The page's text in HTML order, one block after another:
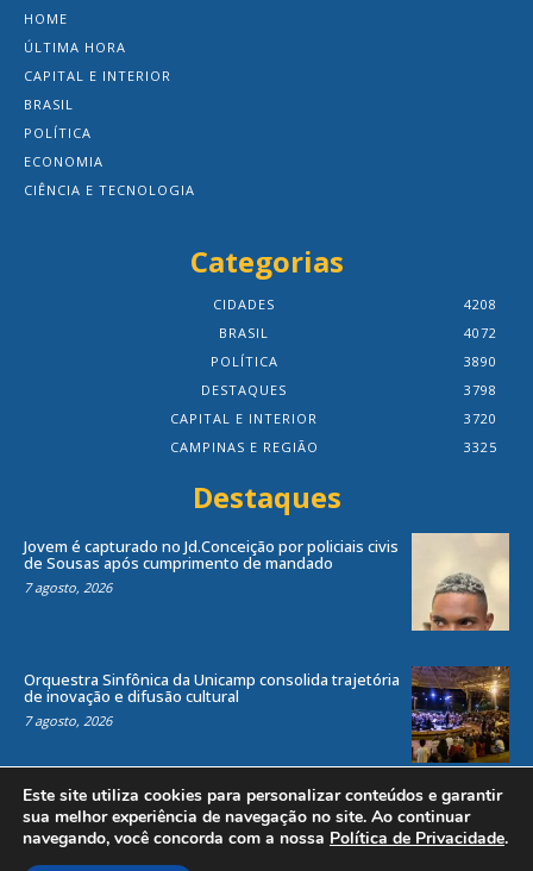
HOME
ÚLTIMA HORA
CAPITAL E INTERIOR
BRASIL
POLÍTICA
ECONOMIA
CIÊNCIA E TECNOLOGIA
Categorias
CIDADES
4208
BRASIL
4072
POLÍTICA
3890
DESTAQUES
3798
CAPITAL E INTERIOR
3720
CAMPINAS E REGIÃO
3325
Destaques
Jovem é capturado no Jd.Conceição por policiais civis
de Sousas após cumprimento de mandado
7 agosto, 2026
Orquestra Sinfônica da Unicamp consolida trajetória
de inovação e difusão cultural
7 agosto, 2026
Todos os direitos reservados ao site Jornal Local® -by
Este site utiliza cookies para personalizar conteúdos e garantir
sua melhor experiência de navegação no site. Ao continuar
navegando, você concorda com a nossa Política de Privacidade.